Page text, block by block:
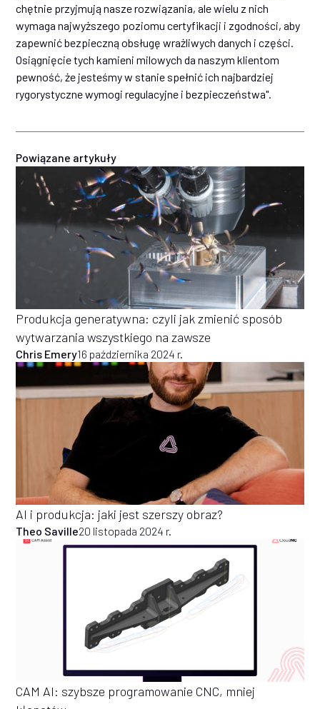
chętnie przyjmują nasze rozwiązania, ale wielu z nich
wymaga najwyższego poziomu certyfikacji i zgodności, aby
zapewnić bezpieczną obsługę wrażliwych danych i części.
Osiągnięcie tych kamieni milowych da naszym klientom
pewność, że jesteśmy w stanie spełnić ich najbardziej
rygorystyczne wymogi regulacyjne i bezpieczeństwa".
Powiązane artykuły
Produkcja generatywna: czyli jak zmienić sposób
wytwarzania wszystkiego na zawsze
Chris Emery16 października 2024 r.
AI i produkcja: jaki jest szerszy obraz?
Theo Saville20 listopada 2024 r.
CAM AI: szybsze programowanie CNC, mniej